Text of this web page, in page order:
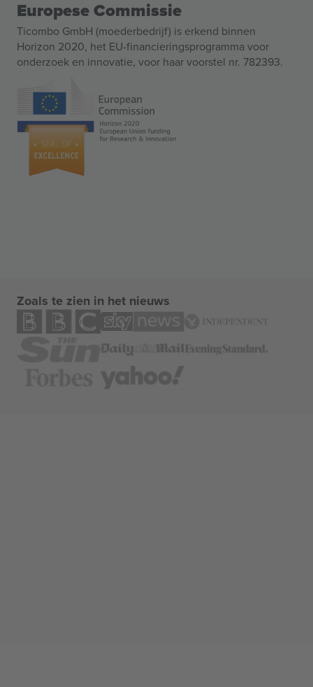
Europese Commissie
Ticombo GmbH (moederbedrijf) is erkend binnen
Horizon 2020, het EU-financieringsprogramma voor
onderzoek en innovatie, voor haar voorstel nr. 782393.
Zoals te zien in het nieuws